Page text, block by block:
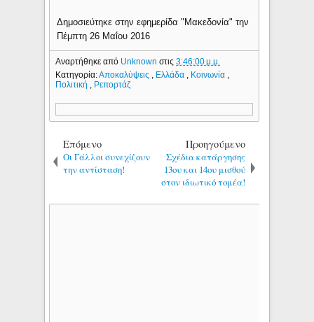
Δημοσιεύτηκε στην εφημερίδα "Μακεδονία" την
Πέμπτη 26 Μαΐου 2016
Αναρτήθηκε από Unknownστις3:46:00 μ.μ.
Κατηγορία:Αποκαλύψεις Ελλάδα Κοινωνία
Πολιτική
Ρεπορτάζ
Επόμενο
Οι Γάλλοι συνεχίζουν
την αντίσταση!
Προηγούμενο
Σχέδια κατάργησης
13ου και 14ου μισθού
στον ιδιωτικό τομέα!